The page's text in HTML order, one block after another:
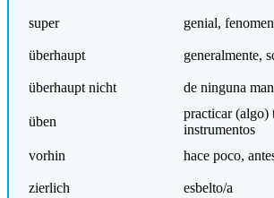
super genial,
überhaupt generalmente,
überhaupt nicht de ninguna
üben
practicar (algo)
instrumentos
vorhin
hace poco,
zierlich esbelto/a